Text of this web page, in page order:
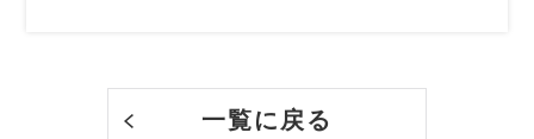
一覧に戻る